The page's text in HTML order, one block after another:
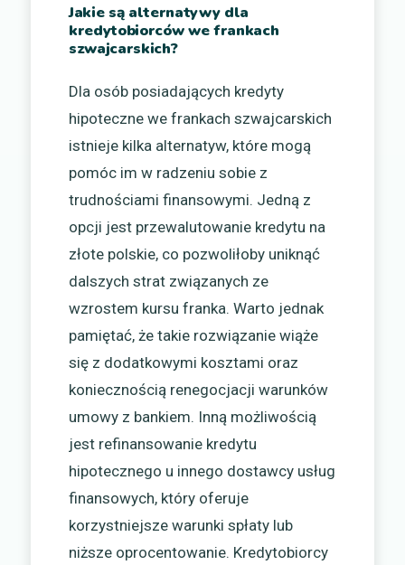
Jakie są alternatywy dla
kredytobiorców we frankach
szwajcarskich?
Dla osób posiadających kredyty
hipoteczne we frankach szwajcarskich
istnieje kilka alternatyw, które mogą
pomóc im w radzeniu sobie z
trudnościami finansowymi. Jedną z
opcji jest przewalutowanie kredytu na
złote polskie, co pozwoliłoby uniknąć
dalszych strat związanych ze
wzrostem kursu franka. Warto jednak
pamiętać, że takie rozwiązanie wiąże
się z dodatkowymi kosztami oraz
koniecznością renegocjacji warunków
umowy z bankiem. Inną możliwością
jest refinansowanie kredytu
hipotecznego u innego dostawcy usług
finansowych, który oferuje
korzystniejsze warunki spłaty lub
niższe oprocentowanie. Kredytobiorcy